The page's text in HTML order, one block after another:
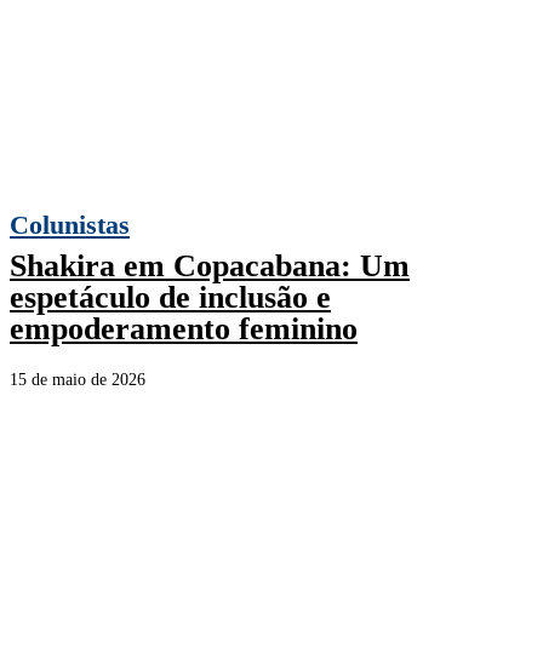
Colunistas
Shakira em Copacabana: Um
espetáculo de inclusão e
empoderamento feminino
15 de maio de 2026